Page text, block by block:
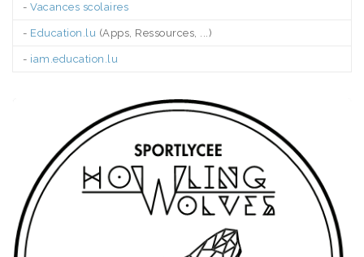
- Vacances scolaires
- Education.lu (Apps, Ressources, ...)
- iam.education.lu